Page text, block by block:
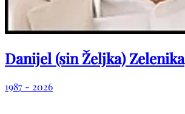
Danijel (sin Željka) Zelenika
1987 - 2026